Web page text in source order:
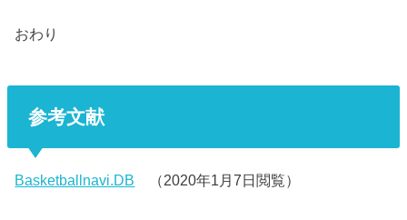
おわり
参考文献
Basketballnavi.DB （2020年1月7日閲覧）